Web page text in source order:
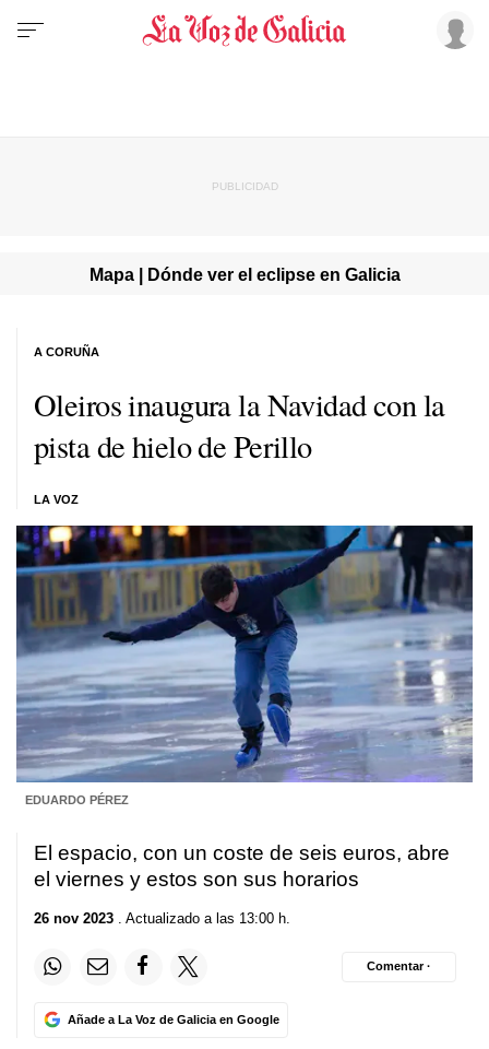
Mapa | Dónde ver el eclipse en Galicia
Oleiros inaugura la Navidad con la
pista de hielo de Perillo
LA VOZ
A CORUÑA
EDUARDO PÉREZ
El espacio, con un coste de seis euros, abre
el viernes y estos son sus horarios
26 nov 2023 . Actualizado a las 13:00 h.
Añade a La Voz de Galicia en Google
Comentar ·